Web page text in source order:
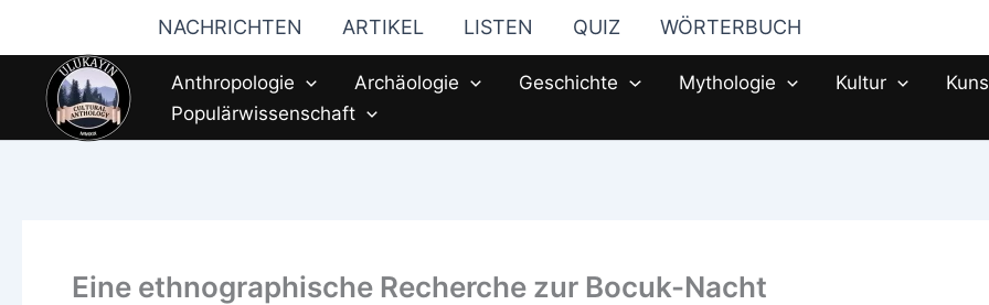
springen
NACHRICHTEN ARTIKEL LISTEN QUIZ WÖRTERBUCH
Anthropologie Archäologie Geschichte Mythologie Kultur
Populärwissenschaft
Eine ethnographische Recherche zur Bocuk-Nacht